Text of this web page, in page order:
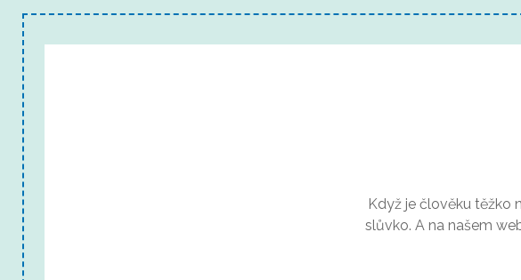
Když je člověku těžko
slůvko. A na našem